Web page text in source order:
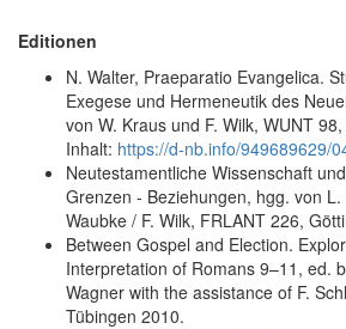
Editionen
N. Walter, Praeparatio Evangelica.
Exegese und Hermeneutik des
von W. Kraus und F. Wilk, WUNT
Inhalt: https://d-nb.info/949689629/
Neutestamentliche Wissenschaft
Grenzen - Beziehungen, hgg. von
Waubke / F. Wilk, FRLANT 226,
Between Gospel and Election.
Interpretation of Romans 9–11, ed.
Wagner with the assistance of F.
Tübingen 2010.